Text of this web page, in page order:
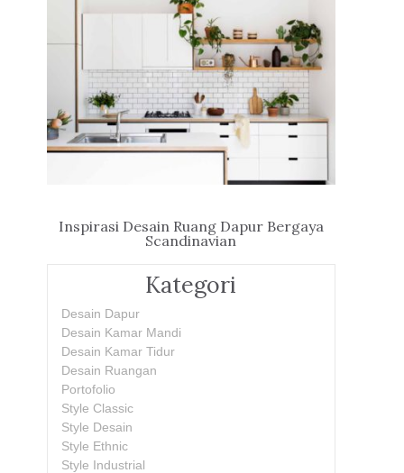
Inspirasi Desain Ruang Dapur Bergaya
Scandinavian
Kategori
Desain Dapur
Desain Kamar Mandi
Desain Kamar Tidur
Desain Ruangan
Portofolio
Style Classic
Style Desain
Style Ethnic
Style Industrial